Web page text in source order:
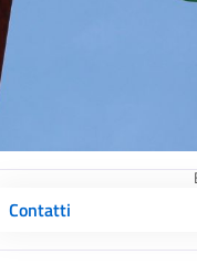
Contatti